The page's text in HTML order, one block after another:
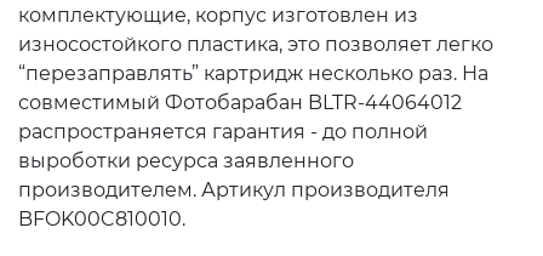
комплектующие, корпус изготовлен из
износостойкого пластика, это позволяет легко
“перезаправлять” картридж несколько раз. На
совместимый Фотобарабан BLTR-44064012
распространяется гарантия - до полной
выроботки ресурса заявленного
производителем. Артикул производителя
BFOK00C810010.